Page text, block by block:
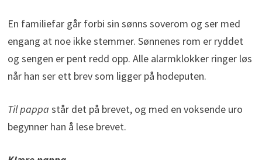
En familiefar går forbi sin sønns soverom og ser med
engang at noe ikke stemmer. Sønnenes rom er ryddet
og sengen er pent redd opp. Alle alarmklokker ringer løs
når han ser ett brev som ligger på hodeputen.
Til pappa står det på brevet, og med en voksende uro
begynner han å lese brevet.